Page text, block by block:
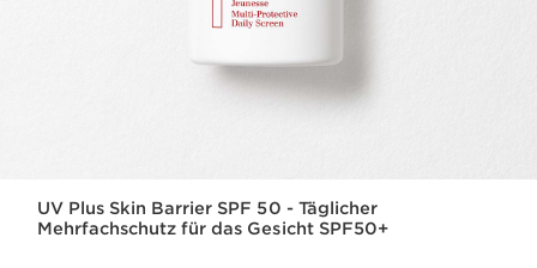
UV Plus Skin Barrier SPF 50 - Täglicher
Mehrfachschutz für das Gesicht SPF50+